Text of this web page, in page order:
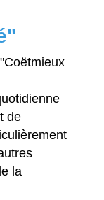
de
la